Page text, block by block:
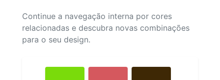
Continue a navegação interna por cores
relacionadas e descubra novas combinações
para o seu design.